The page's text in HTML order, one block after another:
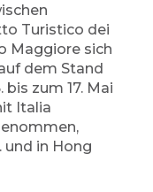
Turistico dei
Maggiore sich
dem Stand
zum 17. Mai
Italia
und in Hong